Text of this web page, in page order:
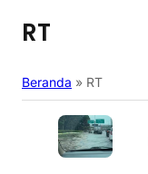
RT
Beranda » RT